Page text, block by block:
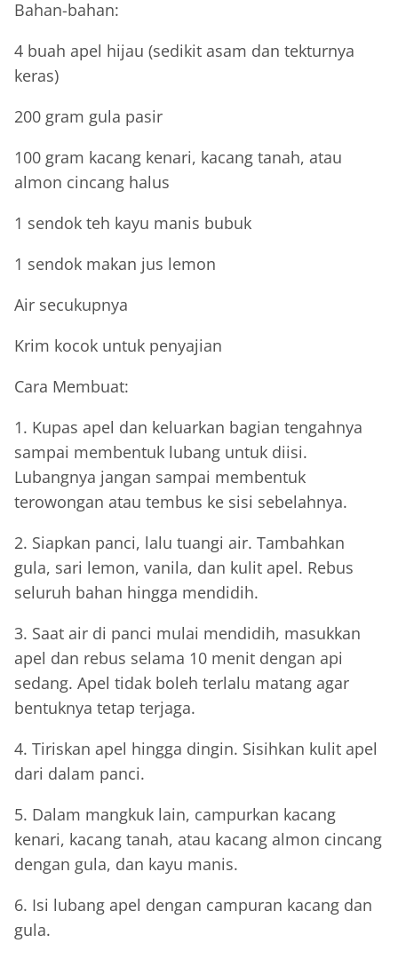
Bahan-bahan:
4 buah apel hijau (sedikit asam dan tekturnya
keras)
200 gram gula pasir
100 gram kacang kenari, kacang tanah, atau
almon cincang halus
1 sendok teh kayu manis bubuk
1 sendok makan jus lemon
Air secukupnya
Krim kocok untuk penyajian
Cara Membuat:
1. Kupas apel dan keluarkan bagian tengahnya
sampai membentuk lubang untuk diisi.
Lubangnya jangan sampai membentuk
terowongan atau tembus ke sisi sebelahnya.
2. Siapkan panci, lalu tuangi air. Tambahkan
gula, sari lemon, vanila, dan kulit apel. Rebus
seluruh bahan hingga mendidih.
3. Saat air di panci mulai mendidih, masukkan
apel dan rebus selama 10 menit dengan api
sedang. Apel tidak boleh terlalu matang agar
bentuknya tetap terjaga.
4. Tiriskan apel hingga dingin. Sisihkan kulit apel
dari dalam panci.
5. Dalam mangkuk lain, campurkan kacang
kenari, kacang tanah, atau kacang almon cincang
dengan gula, dan kayu manis.
6. Isi lubang apel dengan campuran kacang dan
gula.